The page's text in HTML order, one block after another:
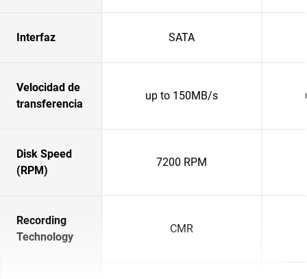
Interfaz SATA
Velocidad de
transferencia
up to 150MB/s
Disk Speed
(RPM)
7200 RPM
Recording
Technology
CMR